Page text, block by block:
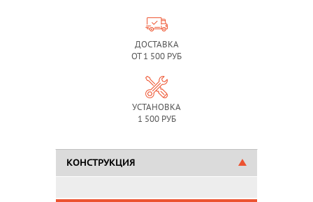
ДОСТАВКА
ОТ 1 500 РУБ
УСТАНОВКА
1 500 РУБ
КОНСТРУКЦИЯ